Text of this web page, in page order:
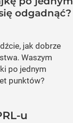
odgadnąć?
jak dobrze
Waszym
po jednym
punktów?
u